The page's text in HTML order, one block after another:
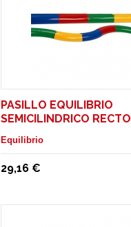
PASILLO EQUILIBRIO
SEMICILINDRICO RECTO
Equilibrio
29,16 €